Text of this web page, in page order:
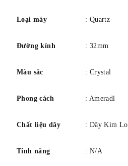
Loại máy : Quartz
Đường kính : 32mm
Màu sắc : Crystal
Phong cách : Ameradl
Chất liệu dây : Dây Kim
Tính năng : N/A